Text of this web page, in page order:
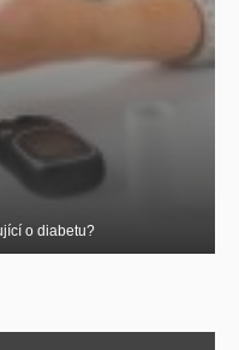
o diabetu?